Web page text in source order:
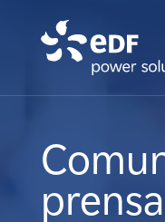
Qué hacemos
prensa